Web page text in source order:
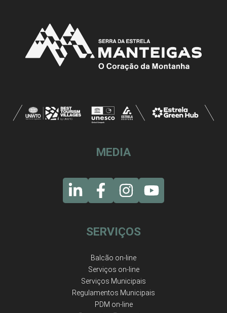
MEDIA
SERVIÇOS
Balcão on-line
Serviços on-line
Serviços Municipais
Regulamentos Municipais
PDM on-line